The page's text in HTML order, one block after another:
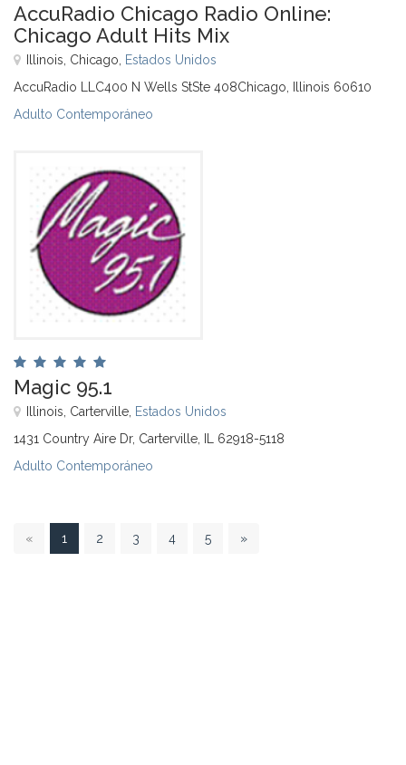
AccuRadio Chicago Radio Online:
Chicago Adult Hits Mix
Illinois, Chicago, Estados Unidos
AccuRadio LLC400 N Wells StSte 408Chicago, Illinois 60610
Adulto Contemporáneo
Magic 95.1
Illinois, Carterville, Estados Unidos
1431 Country Aire Dr, Carterville, IL 62918-5118
Adulto Contemporáneo
« 1 2 3 4 5 »